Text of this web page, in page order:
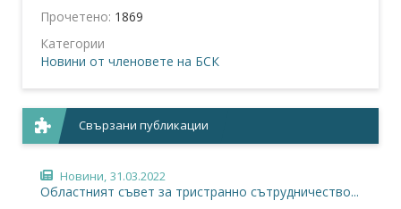
Прочетено: 1869
Категории
Новини от членовете на БСК
Свързани публикации
Новини, 31.03.2022
Областният съвет за тристранно сътрудничество...